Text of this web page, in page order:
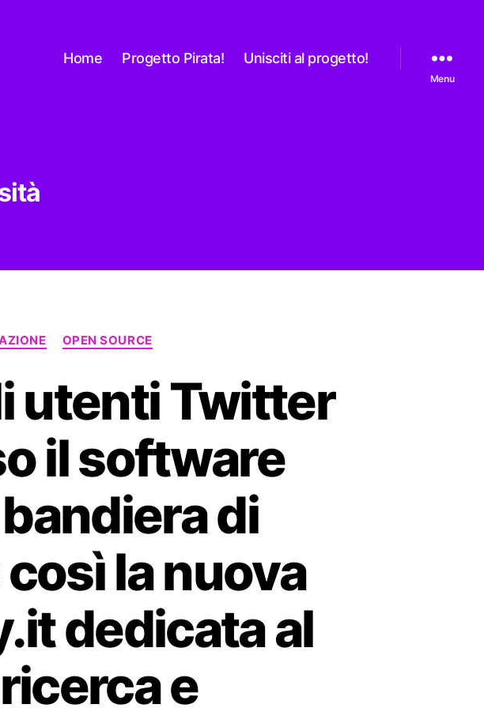
Home Progetto Pirata! Unisciti al progetto!
Menu
OPEN SOURCE
utenti Twitter
il software
di
la nuova
dedicata al
e